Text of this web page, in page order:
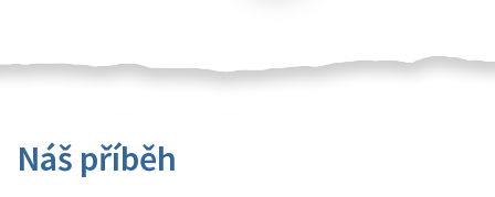
Náš příběh